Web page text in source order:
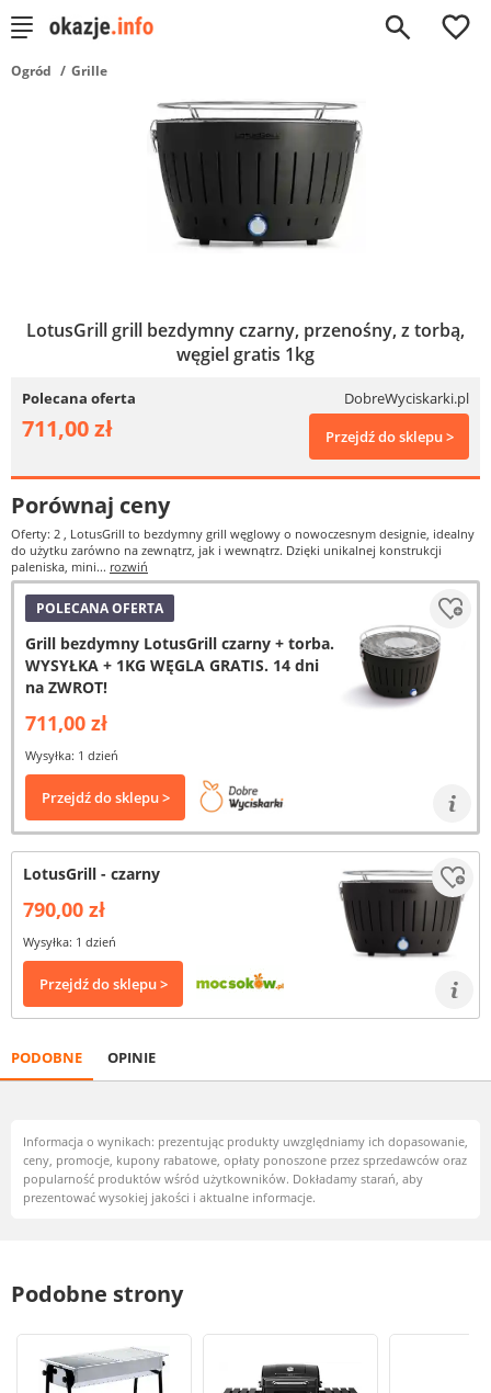
0
Ogród Grille
LotusGrill grill bezdymny czarny, przenośny, z torbą,
węgiel gratis 1kg
Polecana oferta DobreWyciskarki.pl
711,00 zł Przejdź do sklepu >
Porównaj ceny
Oferty: 2 , LotusGrill to bezdymny grill węglowy o nowoczesnym designie, idealny
do użytku zarówno na zewnątrz, jak i wewnątrz. Dzięki unikalnej konstrukcji
paleniska, mini... rozwiń
POLECANA OFERTA
Grill bezdymny LotusGrill czarny + torba.
WYSYŁKA + 1KG WĘGLA GRATIS. 14 dni
na ZWROT!
711,00 zł
Wysyłka: 1 dzień
Przejdź do sklepu >
LotusGrill - czarny
790,00 zł
Wysyłka: 1 dzień
Przejdź do sklepu >
PODOBNE OPINIE
Informacja o wynikach: prezentując produkty uwzględniamy ich dopasowanie,
ceny, promocje, kupony rabatowe, opłaty ponoszone przez sprzedawców oraz
popularność produktów wśród użytkowników. Dokładamy starań, aby
prezentować wysokiej jakości i aktualne informacje.
Podobne strony